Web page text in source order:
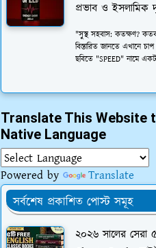
প্রভাব ও ইসলামিক
"সুস্থ সহবাস: কতক্ষণ?
বিস্তারিত জানতে এখানে
ছবিতে "SPEED" নামে
Translate This Website
Native Language
Powered by
Translate
সর্বশেষ প্রকাশিত পোস্ট সমূহ
২০২৬ সালের সেরা